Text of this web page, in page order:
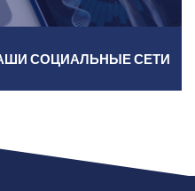
СОЦИАЛЬНЫЕ СЕТИ